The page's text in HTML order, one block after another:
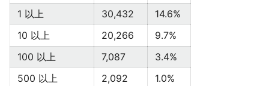
1 以上 30,432
14.6%
10 以上
20,266
9.7%
100 以上
7,087
3.4%
500 以上
2,092
1.0%